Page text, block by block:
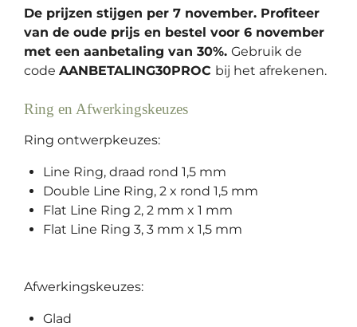
De prijzen stijgen per 7 november. Profiteer
van de oude prijs en bestel voor 6 november
met een aanbetaling van 30%. Gebruik de
code AANBETALING30PROC bij het afrekenen.
Ring en Afwerkingskeuzes
Ring ontwerpkeuzes:
Line Ring, draad rond 1,5 mm
Double Line Ring, 2 x rond 1,5 mm
Flat Line Ring 2, 2 mm x 1 mm
Flat Line Ring 3, 3 mm x 1,5 mm
Afwerkingskeuzes:
Glad